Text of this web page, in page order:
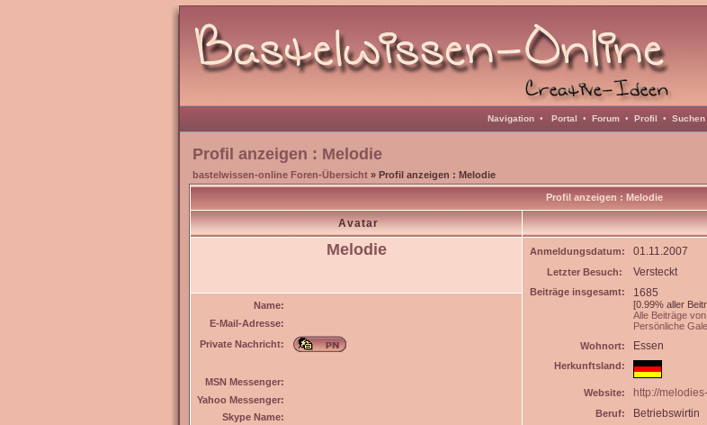
Navigation • Portal • Forum • Profil • Suchen
Profil anzeigen : Melodie
bastelwissen-online Foren-Übersicht » Profil anzeigen : Melodie
Profil anzeigen : Melodie
Avatar
Melodie Anmeldungsdatum: 01.11.2007
Letzter Besuch: Versteckt
Beiträge insgesamt: 1685
[0.99% aller
Alle Beiträge
Persönliche
Wohnort:
Essen
Herkunftsland:
Website: http://
Beruf: Betriebswirtin
Name:
E-Mail-Adresse:
Private Nachricht:
MSN Messenger:
Yahoo Messenger:
Skype Name: